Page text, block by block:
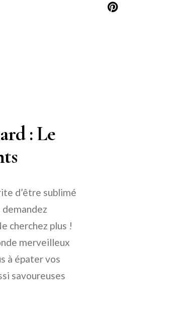
: Le
d’être sublimé
cherchez plus !
merveilleux
à épater vos
savoureuses